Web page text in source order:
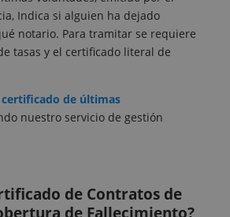
Indica si alguien ha dejado
notario. Para tramitar se requiere
tasas y el certificado literal de
de últimas
nuestro servicio de gestión
de Contratos de
de Fallecimiento?